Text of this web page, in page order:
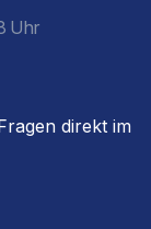
Uhr
direkt im